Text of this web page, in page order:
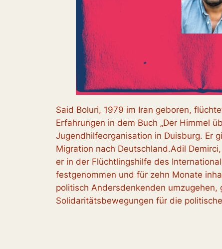
Said Boluri, 1979 im Iran geboren,
Erfahrungen in dem Buch „Der Himmel
Jugendhilfeorganisation in Duisburg. Er
Migration nach Deutschland.Adil
er in der Flüchtlingshilfe des
festgenommen und für zehn Monate
politisch Andersdenkenden
Solidaritätsbewegungen für die